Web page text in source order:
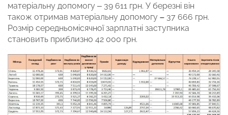
матеріальну допомогу – 39 611 грн. У березні він
також отримав матеріальну допомогу – 37 666 грн.
Розмір середньомісячної зарплатні заступника
становить приблизно 42 000 грн.